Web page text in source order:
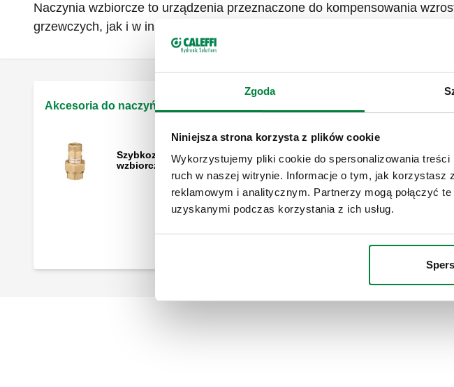
Zgoda
Niniejsza strona korzysta z plików cookie
Wykorzystujemy pliki cookie do spersonalizowania
ruch w naszej witrynie. Informacje o tym, jak korzystasz
reklamowym i analitycznym. Partnerzy mogą połączyć
uzyskanymi podczas korzystania z ich usług.
Naczynia wzbiorcze to urządzenia przeznaczone do kompensowania
grzewczych, jak i w instalacjach do produkcji ciepłej wody użytkowej.
Akcesoria do naczyń przeponowych
Szybkozłącze do podłączenia naczynia
wzbiorczego.
Ciśnieniowy wyłącznik bezpieczeństwa